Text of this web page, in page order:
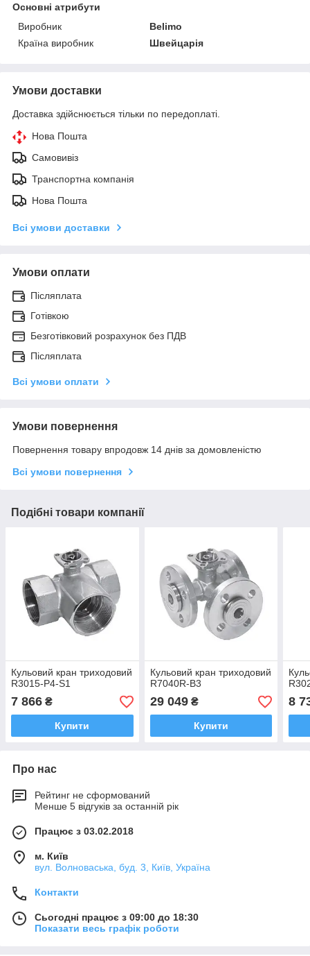
Основні атрибути
Виробник
Belimo
Країна виробник
Швейцарія
Умови доставки
Доставка здійснюється тільки по передоплаті.
Нова Пошта
Самовивіз
Транспортна компанія
Нова Пошта
Всі умови доставки
Умови оплати
Післяплата
Готівкою
Безготівковий розрахунок без ПДВ
Післяплата
Всі умови оплати
Умови повернення
Повернення товару впродовж 14 днів за домовленістю
Всі умови повернення
Подібні товари компанії
Кульовий кран триходовий
R3015-P4-S1
7 866 ₴
Купити
Кульовий кран триходовий
R7040R-B3
29 049₴
Купити
8
Про нас
Рейтинг не сформований
Менше 5 відгуків за останній рік
Працює з 03.02.2018
м. Київ
вул. Волноваська, буд. 3, Київ, Україна
Контакти
Сьогодні працює з 09:00 до 18:30
Показати весь графік роботи